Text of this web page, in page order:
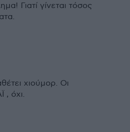
Γιατί γίνεται τόσος
χιούμορ. Οι
, όχι.